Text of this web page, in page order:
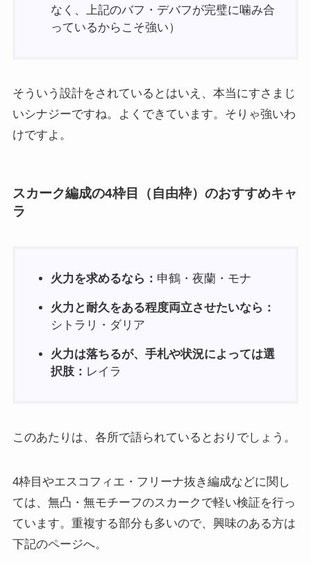
なく、上記のバフ・デバフが完璧に噛み合
っているからこそ強い）
そういう設計をされているとはいえ、本当にすさまじ
いシナジーですね。よくできています。そりゃ強いわ
けですよ。
スカーク編成の4枠目（自由枠）のおすすめキャ
ラ
火力を求めるなら： 申鶴・夜蘭・モナ
火力と耐久をある程度両立させたいなら：
シトラリ・ダリア
火力は落ちるが、手札や状況によっては選
択肢： レイラ
このあたりは、各所で語られているとおりでしょう。
4枠目やエスコフィエ・フリーナ抜き編成などに関し
ては、無凸・無モチーフのスカークで軽い検証を行っ
ています。重複する部分も多いので、興味のある方は
下記のページへ。